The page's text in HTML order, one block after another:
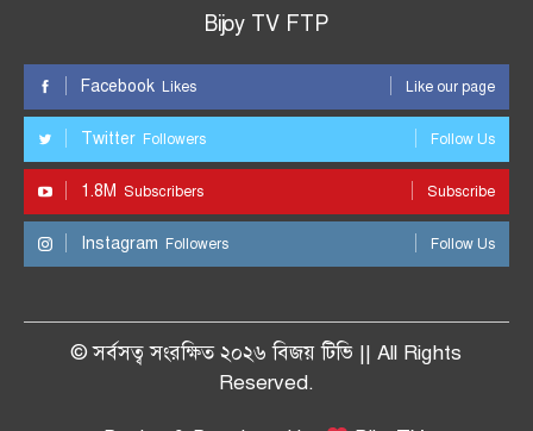
Bijoy TV FTP
Facebook Likes Like our page
Twitter Followers Follow Us
1.8M Subscribers Subscribe
Instagram Followers Follow Us
© সর্বসত্ব সংরক্ষিত ২০২৬ বিজয় টিভি || All Rights
Reserved.